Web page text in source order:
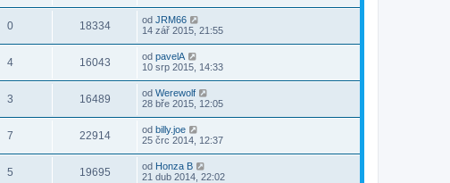
0 18334 od JRM66
14 zář 2015, 21:55
4 16043 od pavelA
10 srp 2015, 14:33
3 16489 od Werewolf
28 bře 2015, 12:05
7 22914 od billy.joe
25 črc 2014, 12:37
5 19695 od Honza B
21 dub 2014, 22:02